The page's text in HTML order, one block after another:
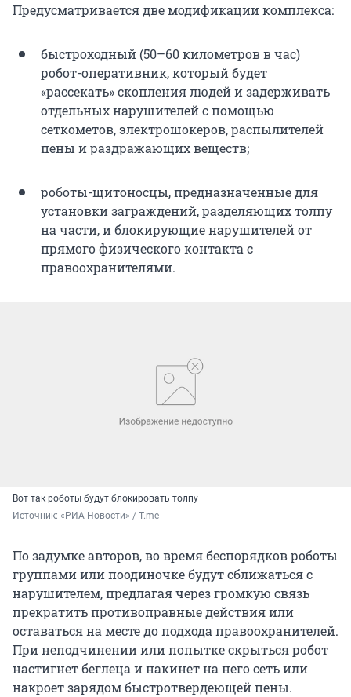
Предусматривается две модификации комплекса:
быстроходный (50–60 километров в час)
робот-оперативник, который будет
«рассекать» скопления людей и задерживать
отдельных нарушителей с помощью
сеткометов, электрошокеров, распылителей
пены и раздражающих веществ;
роботы-щитоносцы, предназначенные для
установки заграждений, разделяющих толпу
на части, и блокирующие нарушителей от
прямого физического контакта с
правоохранителями.
Вот так роботы будут блокировать толпу
Источник: «РИА Новости» / T.me
По задумке авторов, во время беспорядков роботы
группами или поодиночке будут сближаться с
нарушителем, предлагая через громкую связь
прекратить противоправные действия или
оставаться на месте до подхода правоохранителей.
При неподчинении или попытке скрыться робот
настигнет беглеца и накинет на него сеть или
накроет зарядом быстротвердеющей пены.